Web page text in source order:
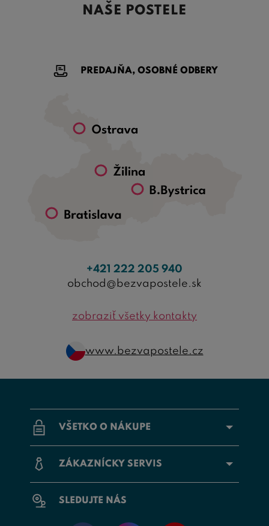
NAŠE POSTELE
VŠETKO O NÁKUPE
ZÁKAZNÍCKY SERVIS
SLEDUJTE NÁS
PREDAJŇA, OSOBNÉ ODBERY
+421 222 205 940
obchod@bezvapostele.sk
zobraziť všetky kontakty
www.bezvapostele.cz